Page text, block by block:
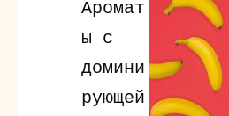
Аромат
ы с
домини
рующей